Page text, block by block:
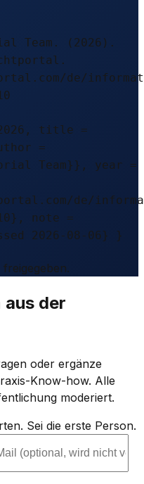
Team. (2026).
de/
title =
=
Team}}, year =
de/
note =
2026-08-06} }
der
oder ergänze
Know-how. Alle
moderiert.
Sei die erste Person.